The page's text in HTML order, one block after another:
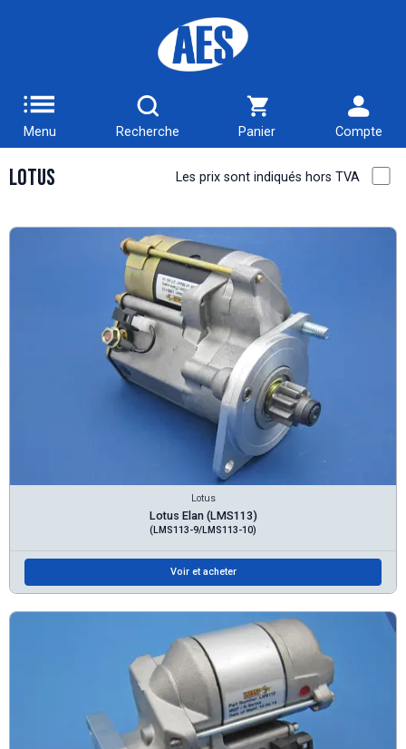
Menu Recherche Panier Compte
Lotus Les prix sont indiqués hors TVA
Lotus
Lotus Elan (LMS113)
(LMS113-9/LMS113-10)
Voir et acheter